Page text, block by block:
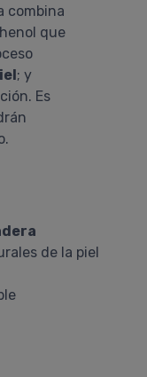
combina
que
; y
Es
de la piel